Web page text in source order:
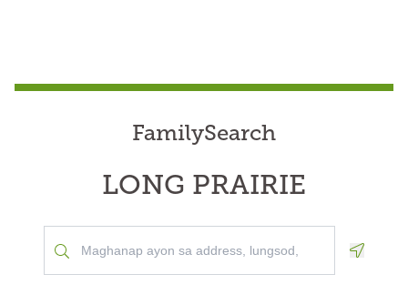
FamilySearch
LONG PRAIRIE